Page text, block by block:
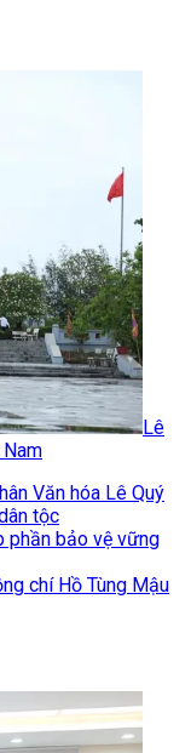
Lê
Văn hóa Lê Quý
tộc
phần bảo vệ vững
chí Hồ Tùng Mậu